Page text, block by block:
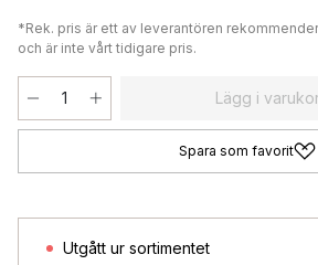
*Rek. pris är ett av leverantören
och är inte vårt tidigare pris.
Lägg i
Spara som favorit
Utgått ur sortimentet